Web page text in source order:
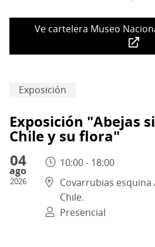
Ve cartelera Museo
Exposición
Exposición "Abejas
Chile y su flora"
04
ago
2026
10:00 - 18:00
Covarrubias esquina
Chile.
Presencial